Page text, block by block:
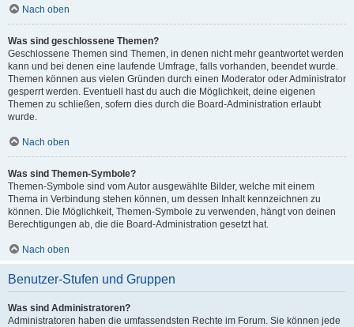
Nach oben
Was sind geschlossene Themen?
Geschlossene Themen sind Themen, in denen nicht mehr geantwortet werden
kann und bei denen eine laufende Umfrage, falls vorhanden, beendet wurde.
Themen können aus vielen Gründen durch einen Moderator oder Administrator
gesperrt werden. Eventuell hast du auch die Möglichkeit, deine eigenen
Themen zu schließen, sofern dies durch die Board-Administration erlaubt
wurde.
Nach oben
Was sind Themen-Symbole?
Themen-Symbole sind vom Autor ausgewählte Bilder, welche mit einem
Thema in Verbindung stehen können, um dessen Inhalt kennzeichnen zu
können. Die Möglichkeit, Themen-Symbole zu verwenden, hängt von deinen
Berechtigungen ab, die die Board-Administration gesetzt hat.
Nach oben
Benutzer-Stufen und Gruppen
Was sind Administratoren?
Administratoren haben die umfassendsten Rechte im Forum. Sie können jede